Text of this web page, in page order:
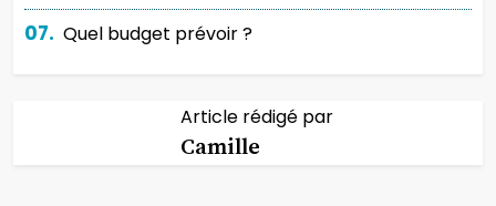
07. Quel budget prévoir ?
Article rédigé par
Camille